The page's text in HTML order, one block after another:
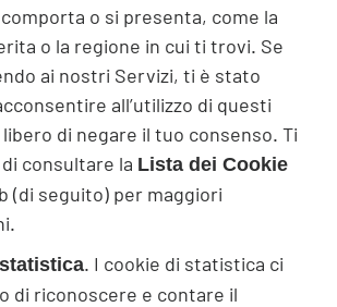
o si presenta, come la
o la regione in cui ti trovi. Se
ai nostri Servizi, ti è stato
all’utilizzo di questi
di negare il tuo consenso. Ti
consultare la Lista dei Cookie
(di seguito) per maggiori
. I cookie di statistica ci
di riconoscere e contare il